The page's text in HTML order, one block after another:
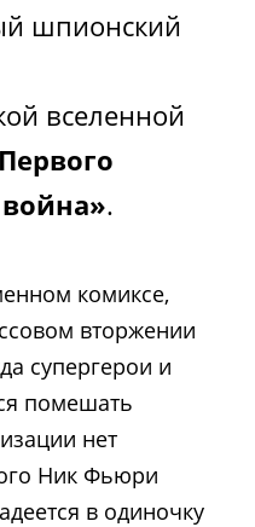
шпионский
вселенной
.
комиксе,
вторжении
супергерои и
помешать
нет
Ник Фьюри
в одиночку